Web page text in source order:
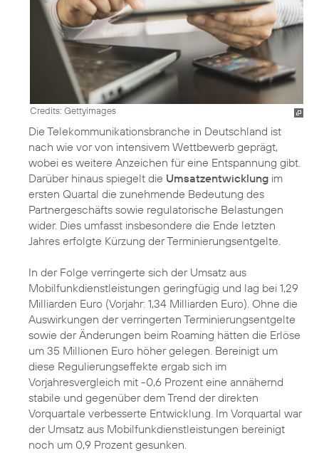
Credits: Gettyimages
Die Telekommunikationsbranche in Deutschland ist
nach wie vor von intensivem Wettbewerb geprägt,
wobei es weitere Anzeichen für eine Entspannung gibt.
Darüber hinaus spiegelt die Umsatzentwicklung im
ersten Quartal die zunehmende Bedeutung des
Partnergeschäfts sowie regulatorische Belastungen
wider. Dies umfasst insbesondere die Ende letzten
Jahres erfolgte Kürzung der Terminierungsentgelte.
In der Folge verringerte sich der Umsatz aus
Mobilfunkdienstleistungen geringfügig und lag bei 1,29
Milliarden Euro (Vorjahr: 1,34 Milliarden Euro). Ohne die
Auswirkungen der verringerten Terminierungsentgelte
sowie der Änderungen beim Roaming hätten die Erlöse
um 35 Millionen Euro höher gelegen. Bereinigt um
diese Regulierungseffekte ergab sich im
Vorjahresvergleich mit -0,6 Prozent eine annähernd
stabile und gegenüber dem Trend der direkten
Vorquartale verbesserte Entwicklung. Im Vorquartal war
der Umsatz aus Mobilfunkdienstleistungen bereinigt
noch um 0,9 Prozent gesunken.